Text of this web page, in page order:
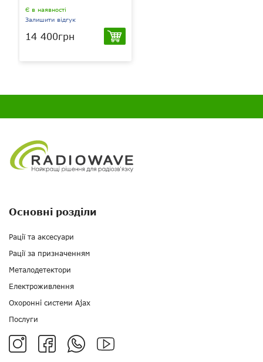
Є в наявності
Залишити відгук
14 400грн
Основні розділи
Рації та аксесуари
Рації за призначенням
Металодетектори
Електроживлення
Охоронні системи Ajax
Послуги